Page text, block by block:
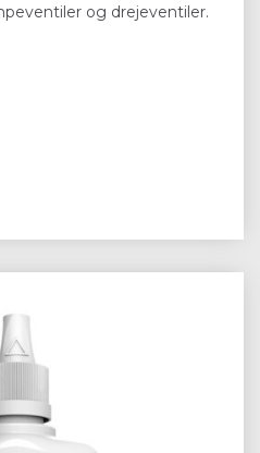
og drejeventiler.